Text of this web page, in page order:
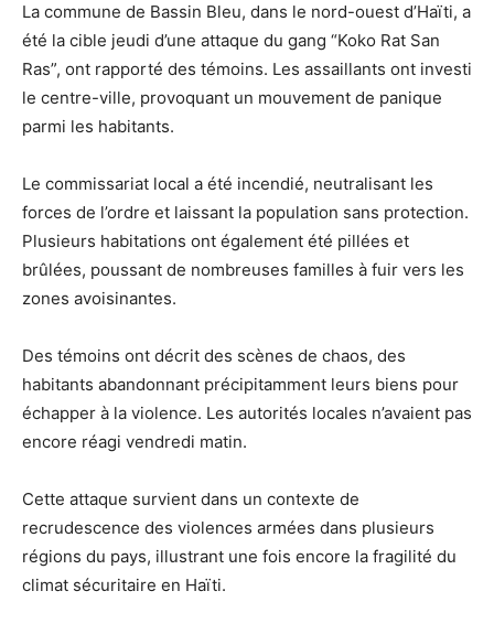
La commune de Bassin Bleu, dans le nord-ouest d’Haïti, a
été la cible jeudi d’une attaque du gang “Koko Rat San
Ras”, ont rapporté des témoins. Les assaillants ont investi
le centre-ville, provoquant un mouvement de panique
parmi les habitants.
Le commissariat local a été incendié, neutralisant les
forces de l’ordre et laissant la population sans protection.
Plusieurs habitations ont également été pillées et
brûlées, poussant de nombreuses familles à fuir vers les
zones avoisinantes.
Des témoins ont décrit des scènes de chaos, des
habitants abandonnant précipitamment leurs biens pour
échapper à la violence. Les autorités locales n’avaient pas
encore réagi vendredi matin.
Cette attaque survient dans un contexte de
recrudescence des violences armées dans plusieurs
régions du pays, illustrant une fois encore la fragilité du
climat sécuritaire en Haïti.